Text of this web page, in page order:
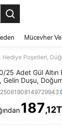
Mücevher
25 Adet Gül Altın
Gelin Duşu,
Mezuniyet İçin
Festivaller, Sınıf
İçin Uygundur
AND
187